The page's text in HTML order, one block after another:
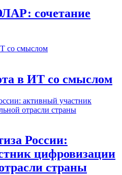
сочетание
в ИТ со смыслом
России:
цифровизации
страны